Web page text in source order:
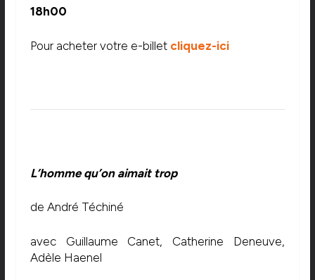
18h00
Pour acheter votre e-billet cliquez-ici
L’homme qu’on aimait trop
de André Téchiné
avec Guillaume Canet, Catherine Deneuve,
Adèle Haenel